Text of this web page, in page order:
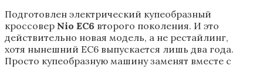
Подготовлен электрический купеобразный
кроссовер Nio EC6 второго поколения. И это
действительно новая модель, а не рестайлинг,
хотя нынешний EC6 выпускается лишь два года.
Просто купеобразную машину заменят вместе с